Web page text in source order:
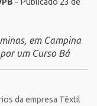
em Campina
um Curso Bá
da empresa Têxtil